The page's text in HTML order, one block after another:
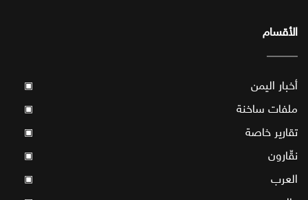
الأقسام
أخبار اليمن ▣
ملفات ساخنة ▣
تقارير خاصة ▣
نقّارون ▣
العرب ▣